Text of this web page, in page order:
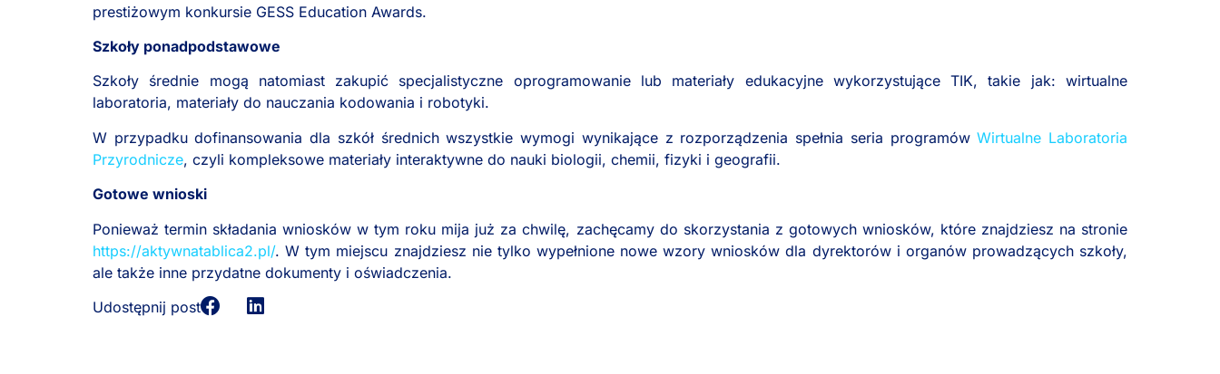
prestiżowym konkursie GESS Education Awards.
Szkoły ponadpodstawowe
Szkoły średnie mogą natomiast zakupić specjalistyczne oprogramowanie lub materiały edukacyjne wykorzystujące TIK, takie jak: wirtualne
laboratoria, materiały do nauczania kodowania i robotyki.
W przypadku dofinansowania dla szkół średnich wszystkie wymogi wynikające z rozporządzenia spełnia seria programówWirtualne Laboratoria
Przyrodnicze, czyli kompleksowe materiały interaktywne do nauki biologii, chemii, fizyki i geografii.
Gotowe wnioski
Ponieważ termin składania wniosków w tym roku mija już za chwilę, zachęcamy do skorzystania z gotowych wniosków, które znajdziesz na stronie
https://aktywnatablica2.pl/. W tym miejscu znajdziesz nie tylko wypełnione nowe wzory wniosków dla dyrektorów i organów prowadzących szkoły,
ale także inne przydatne dokumenty i oświadczenia.
Udostępnij post